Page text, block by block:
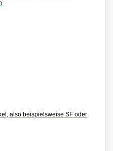
also beispielsweise SF oder